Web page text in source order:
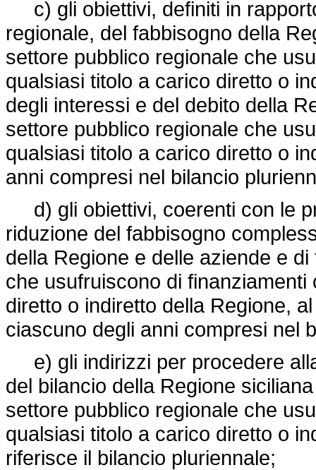
c) gli obiettivi, definiti in
regionale, del fabbisogno della
settore pubblico regionale che
qualsiasi titolo a carico diretto o
degli interessi e del debito della
settore pubblico regionale che
qualsiasi titolo a carico diretto o
anni compresi nel bilancio
d) gli obiettivi, coerenti con le
riduzione del fabbisogno
della Regione e delle aziende e
che usufruiscono di
diretto o indiretto della Regione,
ciascuno degli anni compresi nel
e) gli indirizzi per procedere
del bilancio della Regione
settore pubblico regionale che
qualsiasi titolo a carico diretto o
riferisce il bilancio pluriennale;